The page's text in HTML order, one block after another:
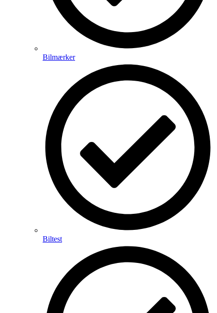
Bilmærker
Biltest